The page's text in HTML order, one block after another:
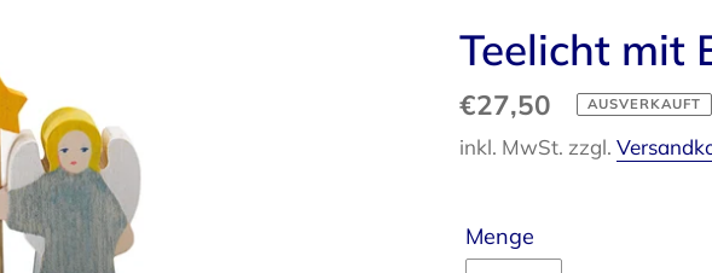
Teelicht mit
Normaler
Preis
€27,50 AUSVERKAUFT
inkl. MwSt. zzgl.
Menge